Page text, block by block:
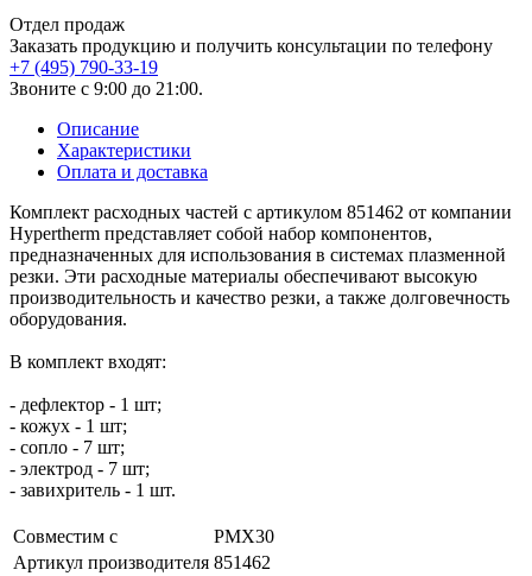
Отдел продаж
Заказать продукцию и получить консультации по телефону
+7 (495) 790-33-19
Звоните с 9:00 до 21:00.
Описание
Характеристики
Оплата и доставка
Комплект расходных частей с артикулом 851462 от компании
Hypertherm представляет собой набор компонентов,
предназначенных для использования в системах плазменной
резки. Эти расходные материалы обеспечивают высокую
производительность и качество резки, а также долговечность
оборудования.
В комплект входят:
- дефлектор - 1 шт;
- кожух - 1 шт;
- сопло - 7 шт;
- электрод - 7 шт;
- завихритель - 1 шт.
Совместим с
PMX30
Артикул производителя 851462